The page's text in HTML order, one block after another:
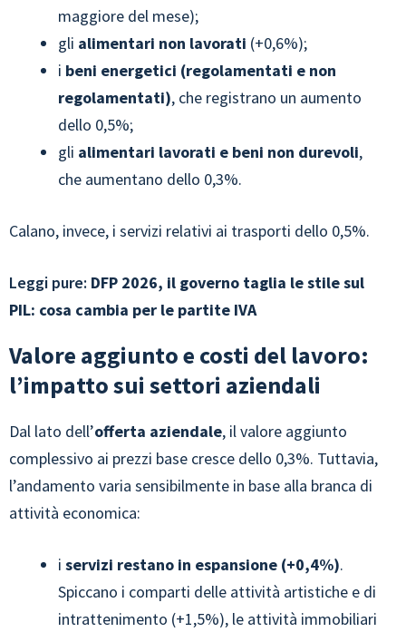
maggiore del mese);
gli alimentari non lavorati (+0,6%);
i beni energetici (regolamentati e non
regolamentati), che registrano un aumento
dello 0,5%;
gli alimentari lavorati e beni non durevoli,
che aumentano dello 0,3%.
Calano, invece, i servizi relativi ai trasporti dello 0,5%.
Leggi pure: DFP 2026, il governo taglia le stile sul
PIL: cosa cambia per le partite IVA
Valore aggiunto e costi del lavoro:
l’impatto sui settori aziendali
Dal lato dell’offerta aziendale, il valore aggiunto
complessivo ai prezzi base cresce dello 0,3%. Tuttavia,
l’andamento varia sensibilmente in base alla branca di
attività economica:
i servizi restano in espansione (+0,4%).
Spiccano i comparti delle attività artistiche e di
intrattenimento (+1,5%), le attività immobiliari